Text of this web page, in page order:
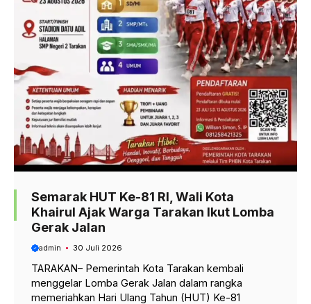
Semarak HUT Ke-81 RI, Wali Kota
Khairul Ajak Warga Tarakan Ikut Lomba
Gerak Jalan
admin 30 Juli 2026
TARAKAN– Pemerintah Kota Tarakan kembali
menggelar Lomba Gerak Jalan dalam rangka
memeriahkan Hari Ulang Tahun (HUT) Ke-81